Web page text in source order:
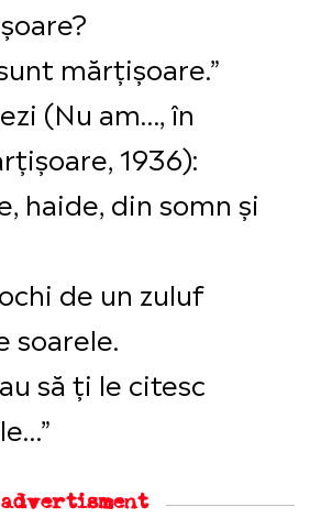
mărţişoare.”
(Nu am…, în
1936):
haide, din somn şi
de un zuluf
soarele.
să ţi le citesc
advertisment